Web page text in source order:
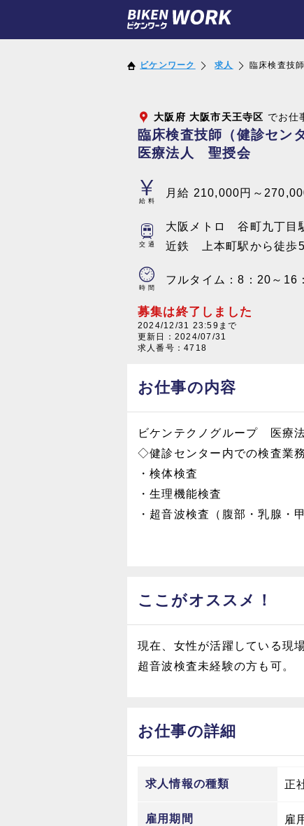
ビケンワーク 求人 臨床検査技
大阪府 大阪市天王寺区 でお仕
臨床検査技師（健診セ
医療法人 聖授会
給料
月給 210,000円～
交通
大阪メトロ 谷町九丁目
近鉄 上本町駅から徒歩
時間
フルタイム：8：20～16
募集は終了しました
2024/12/31 23:59まで
更新日： 2024/07/31
求人番号：4718
お仕事の内容
ビケンテクノグループ 医療
◇健診センター内での検査業務
・検体検査
・生理機能検査
・超音波検査（腹部・乳腺・
ここがオススメ！
現在、女性が活躍している現
超音波検査未経験の方も可。
お仕事の詳細
求人情報の種類 正
雇用期間 雇